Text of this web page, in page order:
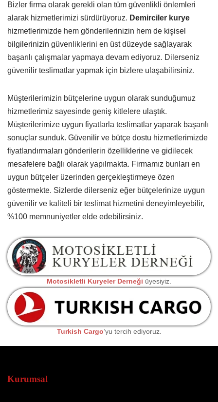
Bizler firma olarak gerekli olan tüm güvenlikli önlemleri
alarak hizmetlerimizi sürdürüyoruz. Demirciler kurye
hizmetlerimizde hem gönderilerinizin hem de kişisel
bilgilerinizin güvenliklerini en üst düzeyde sağlayarak
başarılı çalışmalar yapmaya devam ediyoruz. Dilerseniz
güvenilir teslimatlar yapmak için bizlere ulaşabilirsiniz.
Müşterilerimizin bütçelerine uygun olarak sunduğumuz
hizmetlerimiz sayesinde geniş kitlelere ulaştık.
Müşterilerimize uygun fiyatlarla teslimatlar yaparak başarılı
sonuçlar sunduk. Güvenilir ve bütçe dostu hizmetlerimizde
fiyatlandırmaları gönderilerin özelliklerine ve gidilecek
mesafelere bağlı olarak yapılmakta. Firmamız bunları en
uygun bütçeler üzerinden gerçekleştirmeye özen
göstermekte. Sizlerde dilerseniz eğer bütçelerinize uygun
güvenilir ve kaliteli bir teslimat hizmetini deneyimleyebilir,
%100 memnuniyetler elde edebilirsiniz.
Motosikletli Kuryeler Derneği üyesiyiz.
Turkish Cargo‘yu tercih ediyoruz.
Kurumsal